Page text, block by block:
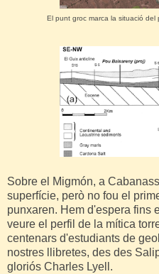
El punt groc marca la situació
Sobre el Migmón, a
superfície, però no fou el
punxaren. Hem d'espera fins
veure el perfil de la mítica
centenars d'estudiants de
nostres llibretes, des des
gloriós Charles Lyell.